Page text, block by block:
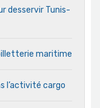
desservir Tunis-
maritime
l’activité cargo